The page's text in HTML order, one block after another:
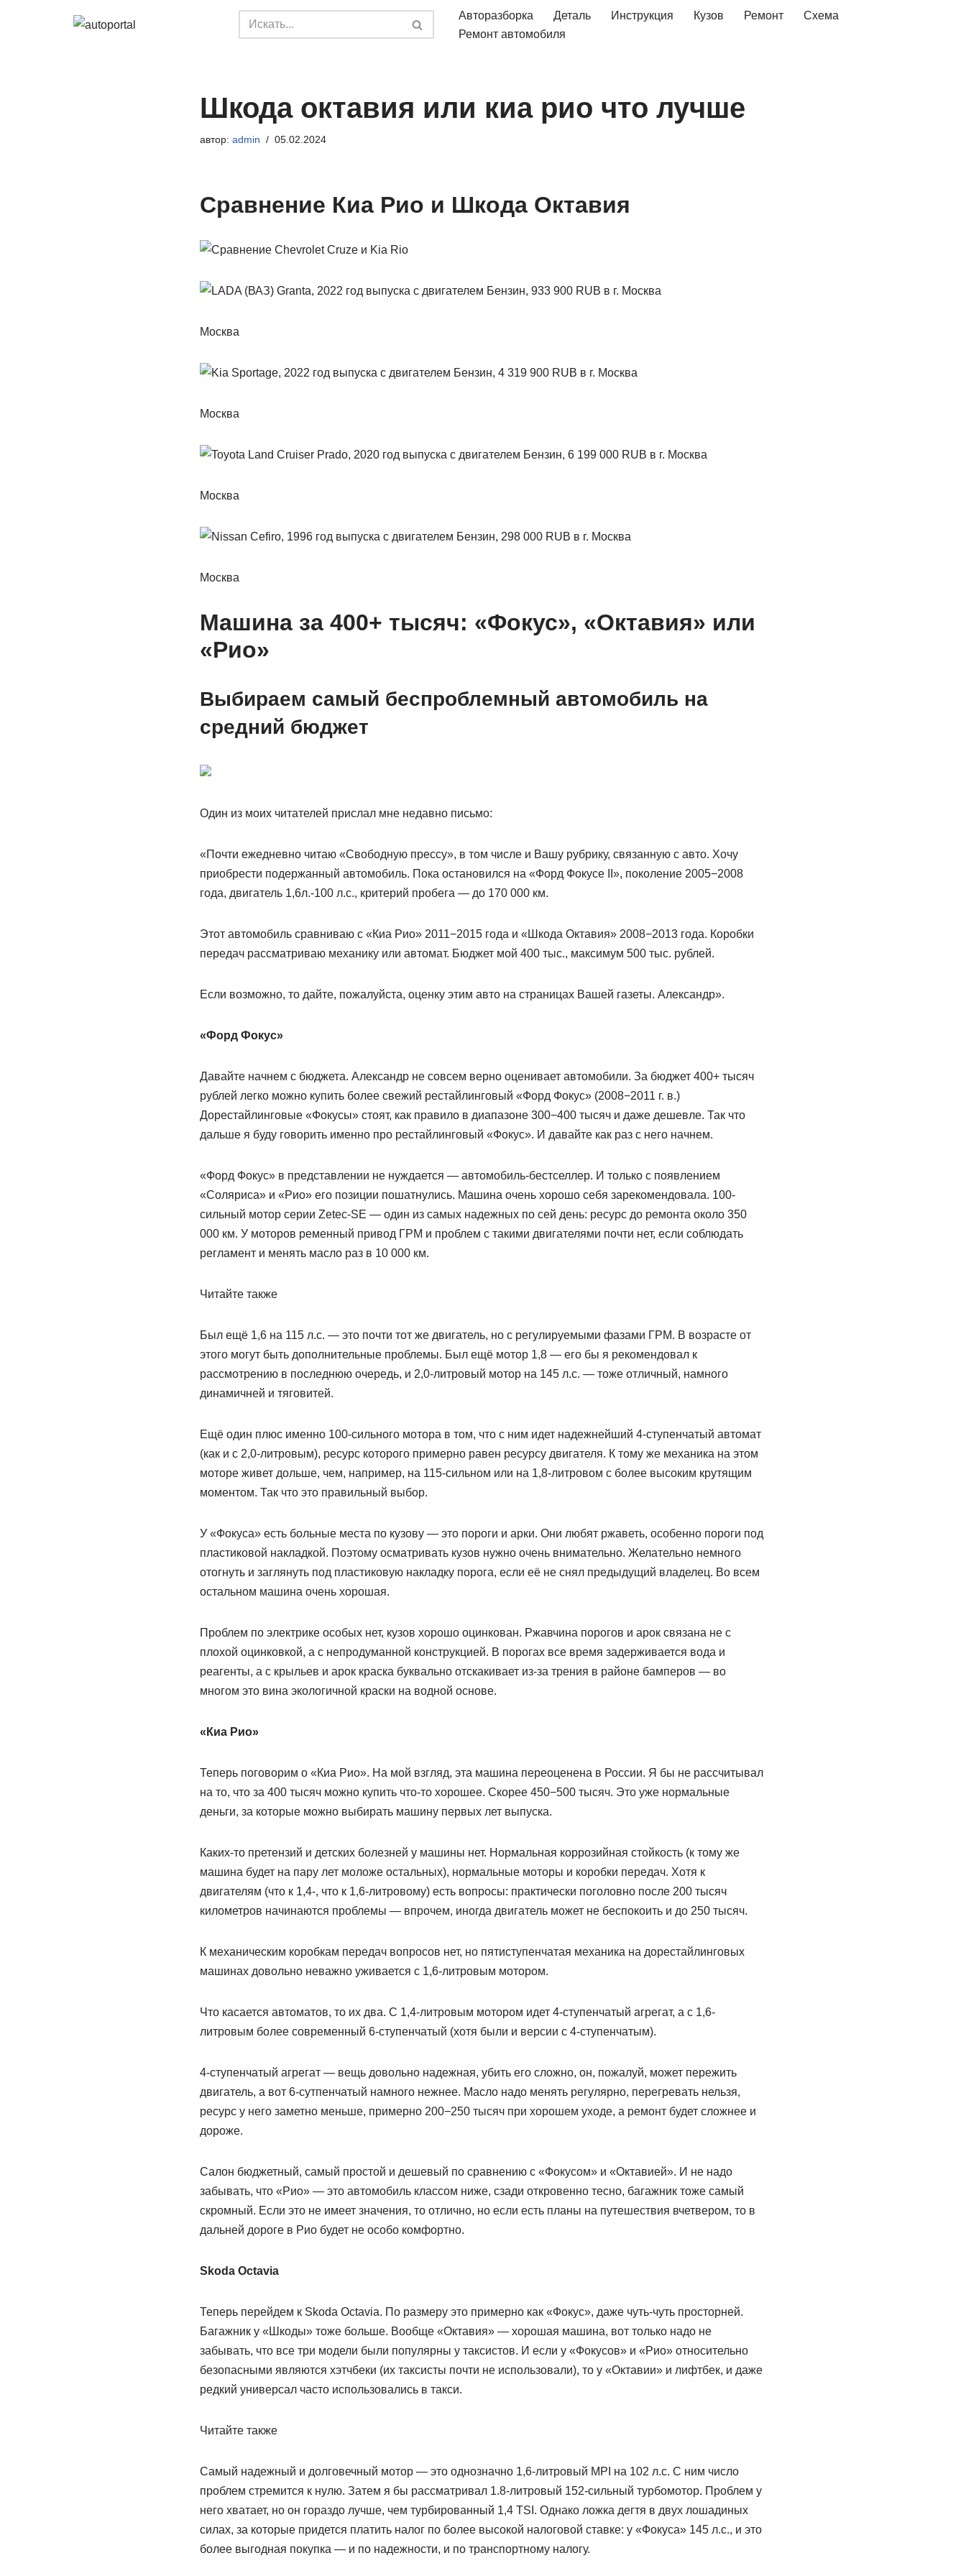
Авторазборка Деталь Инструкция Кузов Ремонт
Схема
Ремонт автомобиля
Шкода октавия или киа рио что лучше
автор: admin 05.02.2024
Сравнение Киа Рио и Шкода Октавия
Москва
Москва
Москва
Москва
Машина за 400+ тысяч: «Фокус», «Октавия» или
«Рио»
Выбираем самый беспроблемный автомобиль на
средний бюджет
Один из моих читателей прислал мне недавно письмо:
«Почти ежедневно читаю «Свободную прессу», в том числе и Вашу рубрику, связанную с авто. Хочу
приобрести подержанный автомобиль. Пока остановился на «Форд Фокусе II», поколение 2005−2008
года, двигатель 1,6л.-100 л.с., критерий пробега — до 170 000 км.
Этот автомобиль сравниваю с «Киа Рио» 2011−2015 года и «Шкода Октавия» 2008−2013 года. Коробки
передач рассматриваю механику или автомат. Бюджет мой 400 тыс., максимум 500 тыс. рублей.
Если возможно, то дайте, пожалуйста, оценку этим авто на страницах Вашей газеты. Александр».
«Форд Фокус»
Давайте начнем с бюджета. Александр не совсем верно оценивает автомобили. За бюджет 400+ тысяч
рублей легко можно купить более свежий рестайлинговый «Форд Фокус» (2008−2011 г. в.)
Дорестайлинговые «Фокусы» стоят, как правило в диапазоне 300−400 тысяч и даже дешевле. Так что
дальше я буду говорить именно про рестайлинговый «Фокус». И давайте как раз с него начнем.
«Форд Фокус» в представлении не нуждается — автомобиль-бестселлер. И только с появлением
«Соляриса» и «Рио» его позиции пошатнулись. Машина очень хорошо себя зарекомендовала. 100-
сильный мотор серии Zetec-SE — один из самых надежных по сей день: ресурс до ремонта около 350
000 км. У моторов ременный привод ГРМ и проблем с такими двигателями почти нет, если соблюдать
регламент и менять масло раз в 10 000 км.
Читайте также
Был ещё 1,6 на 115 л.с. — это почти тот же двигатель, но с регулируемыми фазами ГРМ. В возрасте от
этого могут быть дополнительные проблемы. Был ещё мотор 1,8 — его бы я рекомендовал к
рассмотрению в последнюю очередь, и 2,0-литровый мотор на 145 л.с. — тоже отличный, намного
динамичней и тяговитей.
Ещё один плюс именно 100-сильного мотора в том, что с ним идет надежнейший 4-ступенчатый автомат
(как и с 2,0-литровым), ресурс которого примерно равен ресурсу двигателя. К тому же механика на этом
моторе живет дольше, чем, например, на 115-сильном или на 1,8-литровом с более высоким крутящим
моментом. Так что это правильный выбор.
У «Фокуса» есть больные места по кузову — это пороги и арки. Они любят ржаветь, особенно пороги под
пластиковой накладкой. Поэтому осматривать кузов нужно очень внимательно. Желательно немного
отогнуть и заглянуть под пластиковую накладку порога, если её не снял предыдущий владелец. Во всем
остальном машина очень хорошая.
Проблем по электрике особых нет, кузов хорошо оцинкован. Ржавчина порогов и арок связана не с
плохой оцинковкой, а с непродуманной конструкцией. В порогах все время задерживается вода и
реагенты, а с крыльев и арок краска буквально отскакивает из-за трения в районе бамперов — во
многом это вина экологичной краски на водной основе.
«Киа Рио»
Теперь поговорим о «Киа Рио». На мой взгляд, эта машина переоценена в России. Я бы не рассчитывал
на то, что за 400 тысяч можно купить что-то хорошее. Скорее 450−500 тысяч. Это уже нормальные
деньги, за которые можно выбирать машину первых лет выпуска.
Каких-то претензий и детских болезней у машины нет. Нормальная коррозийная стойкость (к тому же
машина будет на пару лет моложе остальных), нормальные моторы и коробки передач. Хотя к
двигателям (что к 1,4-, что к 1,6-литровому) есть вопросы: практически поголовно после 200 тысяч
километров начинаются проблемы — впрочем, иногда двигатель может не беспокоить и до 250 тысяч.
К механическим коробкам передач вопросов нет, но пятиступенчатая механика на дорестайлинговых
машинах довольно неважно уживается с 1,6-литровым мотором.
Что касается автоматов, то их два. С 1,4-литровым мотором идет 4-ступенчатый агрегат, а с 1,6-
литровым более современный 6-ступенчатый (хотя были и версии с 4-ступенчатым).
4-ступенчатый агрегат — вещь довольно надежная, убить его сложно, он, пожалуй, может пережить
двигатель, а вот 6-сутпенчатый намного нежнее. Масло надо менять регулярно, перегревать нельзя,
ресурс у него заметно меньше, примерно 200−250 тысяч при хорошем уходе, а ремонт будет сложнее и
дороже.
Салон бюджетный, самый простой и дешевый по сравнению с «Фокусом» и «Октавией». И не надо
забывать, что «Рио» — это автомобиль классом ниже, сзади откровенно тесно, багажник тоже самый
скромный. Если это не имеет значения, то отлично, но если есть планы на путешествия вчетвером, то в
дальней дороге в Рио будет не особо комфортно.
Skoda Octavia
Теперь перейдем к Skoda Octavia. По размеру это примерно как «Фокус», даже чуть-чуть просторней.
Багажник у «Шкоды» тоже больше. Вообще «Октавия» — хорошая машина, вот только надо не
забывать, что все три модели были популярны у таксистов. И если у «Фокусов» и «Рио» относительно
безопасными являются хэтчбеки (их таксисты почти не использовали), то у «Октавии» и лифтбек, и даже
редкий универсал часто использовались в такси.
Читайте также
Самый надежный и долговечный мотор — это однозначно 1,6-литровый MPI на 102 л.с. С ним число
проблем стремится к нулю. Затем я бы рассматривал 1.8-литровый 152-сильный турбомотор. Проблем у
него хватает, но он гораздо лучше, чем турбированный 1,4 TSI. Однако ложка дегтя в двух лошадиных
силах, за которые придется платить налог по более высокой налоговой ставке: у «Фокуса» 145 л.с., и это
более выгодная покупка — и по надежности, и по транспортному налогу.